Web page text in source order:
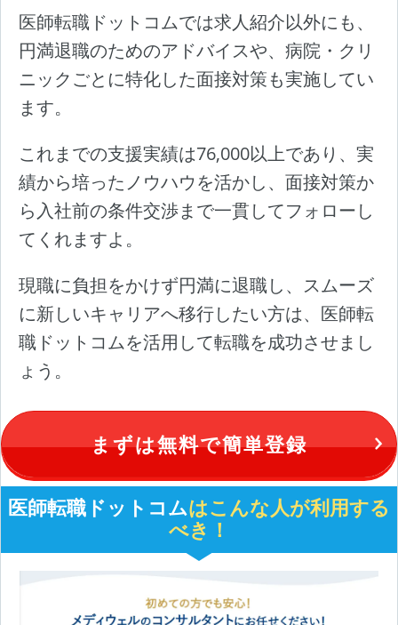
医師転職ドットコムでは求人紹介以外にも、
円満退職のためのアドバイスや、病院・クリ
ニックごとに特化した面接対策も実施してい
ます。
これまでの支援実績は76,000以上であり、実
績から培ったノウハウを活かし、面接対策か
ら入社前の条件交渉まで一貫してフォローし
てくれますよ。
現職に負担をかけず円満に退職し、スムーズ
に新しいキャリアへ移行したい方は、医師転
職ドットコムを活用して転職を成功させまし
ょう。
まずは無料で簡単登録
医師転職ドットコムはこんな人が利用する
べき！